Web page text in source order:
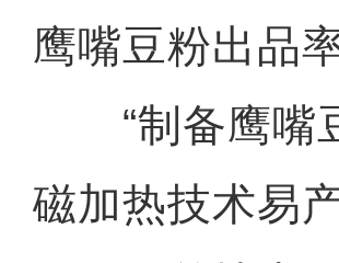
鹰嘴豆粉出品
“制备鹰嘴
磁加热技术易